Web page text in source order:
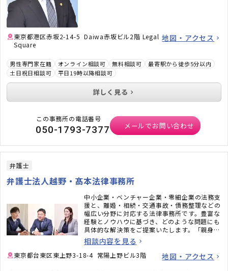
東京都港区赤坂2-14-5 Daiwa赤坂ビル2階 Legal
Square
地図・アクセス
男性専門家在籍 オンライン相談可 無料相談可
最寄駅から徒歩5分以内
土日祝日相談可
平日19時以降相談可
詳しく見る
この事務所の電話番号
050-1793-7377 メールでお問い合わせ
弁護士
弁護士法人越野・髙本法律事務所
中小企業・ベンチャー企業・零細企業の法務支
援と、離婚・相続・交通事故・債務整理などの
幅広い分野に対応する法律事務所です。豊富な
経験とノウハウに基づき、どのような問題にも
具体的な解決策をご提案いたします。「親身に
話を聞いてもらえた」「安心して任せられた」
と言っていただくことも多い事務所ですので、
安心してご相談ください。
相談内容を見る
東京都台東区東上野3-18-4 常陽上野ビル3階 地図・アクセス